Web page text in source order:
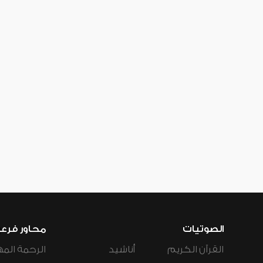
الصوتيات
القرآن الكريم
أناشيد
محاور
الرحمة